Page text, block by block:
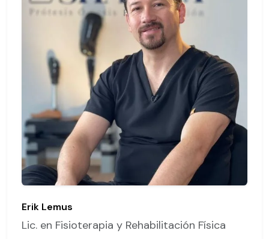
Erik Lemus
Lic. en Fisioterapia y Rehabilitación Física